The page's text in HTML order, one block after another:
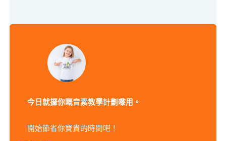
今日就攞你嘅音素教學計劃嚟用。
開始節省你寶貴的時間吧！